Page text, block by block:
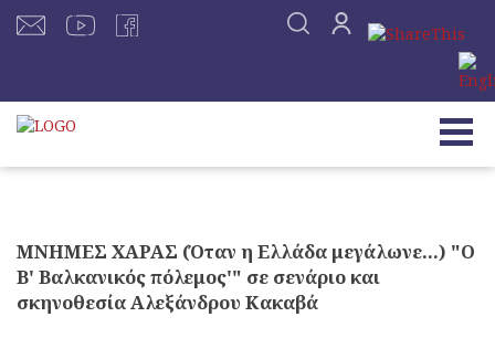
ΜΝΗΜΕΣ ΧΑΡΑΣ (Όταν η Ελλάδα μεγάλωνε...) "Ο
Β' Βαλκανικός πόλεμος'" σε σενάριο και
σκηνοθεσία Αλεξάνδρου Κακαβά